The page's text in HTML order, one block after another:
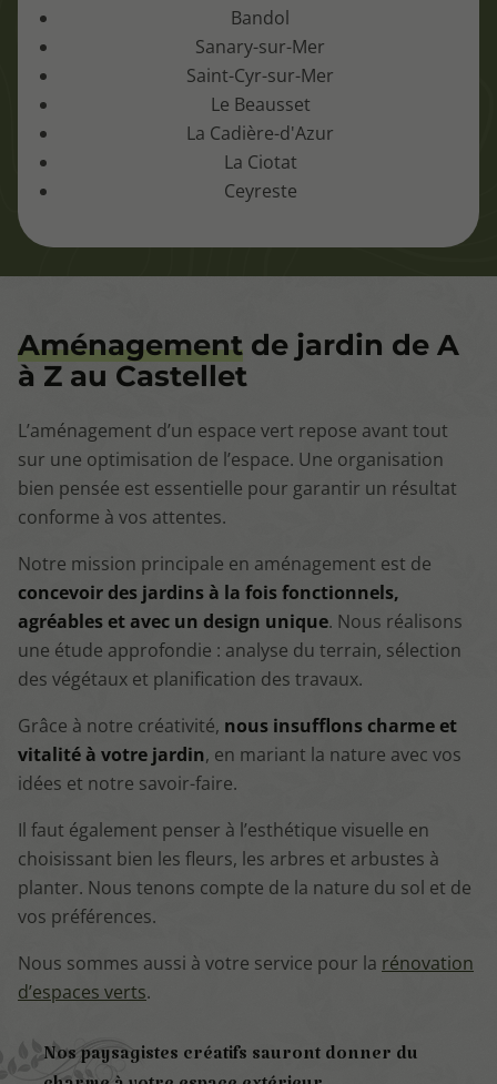
Bandol
Sanary-sur-Mer
Saint-Cyr-sur-Mer
Le Beausset
La Cadière-d'Azur
La Ciotat
Ceyreste
Aménagement de jardin de A
à Z au Castellet
L’aménagement d’un espace vert repose avant tout
sur une optimisation de l’espace. Une organisation
bien pensée est essentielle pour garantir un résultat
conforme à vos attentes.
Notre mission principale en aménagement est de
concevoir des jardins à la fois fonctionnels,
agréables et avec un design unique. Nous réalisons
une étude approfondie : analyse du terrain, sélection
des végétaux et planification des travaux.
Grâce à notre créativité, nous insufflons charme et
vitalité à votre jardin, en mariant la nature avec vos
idées et notre savoir-faire.
Il faut également penser à l’esthétique visuelle en
choisissant bien les fleurs, les arbres et arbustes à
planter. Nous tenons compte de la nature du sol et de
vos préférences.
Nous sommes aussi à votre service pour la rénovation
d’espaces verts.
Nos paysagistes créatifs sauront donner du